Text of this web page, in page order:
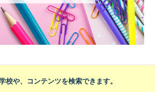
校や、コンテンツを検索できます。